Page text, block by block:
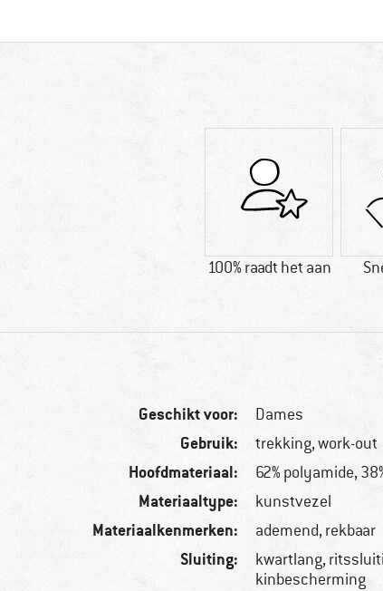
100% raadt het aan
Geschikt voor: Dames
Gebruik: trekking, work-out
Hoofdmateriaal: 62% polyamide,
Materiaaltype: kunstvezel
Materiaalkenmerken: ademend, rekbaar
Sluiting:
kwartlang,
kinbescherming